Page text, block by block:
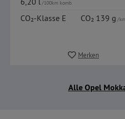
/100km komb.
CO₂-Klasse E CO₂ 139 g/
Merken
Alle Opel